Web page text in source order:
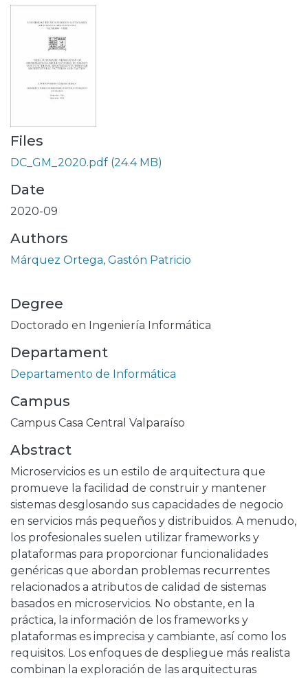
Files
DC_GM_2020.pdf (24.4 MB)
Date
2020-09
Authors
Márquez Ortega, Gastón Patricio
Degree
Doctorado en Ingeniería Informática
Departament
Departamento de Informática
Campus
Campus Casa Central Valparaíso
Abstract
Microservicios es un estilo de arquitectura que
promueve la facilidad de construir y mantener
sistemas desglosando sus capacidades de negocio
en servicios más pequeños y distribuidos. A menudo,
los profesionales suelen utilizar frameworks y
plataformas para proporcionar funcionalidades
genéricas que abordan problemas recurrentes
relacionados a atributos de calidad de sistemas
basados en microservicios. No obstante, en la
práctica, la información de los frameworks y
plataformas es imprecisa y cambiante, así como los
requisitos. Los enfoques de despliegue más realista
combinan la exploración de las arquitecturas